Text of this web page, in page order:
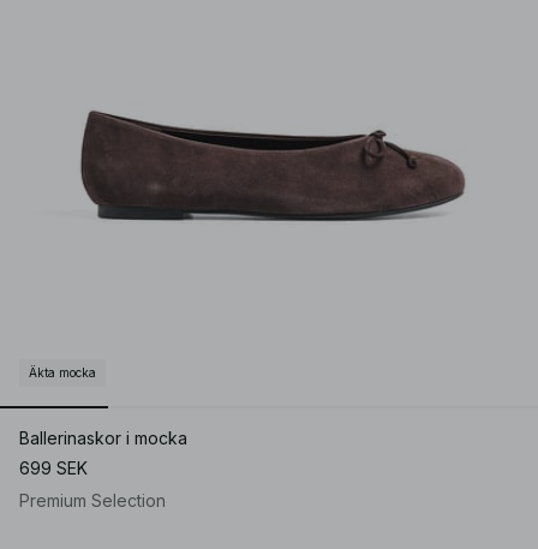
Äkta mocka
Ballerinaskor i mocka
699 SEK
Premium Selection